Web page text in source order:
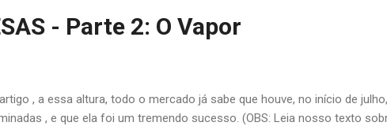
- Parte 2: O Vapor
, a essa altura, todo o mercado já sabe que houve, no início de
, e que ela foi um tremendo sucesso. (OBS: Leia nosso texto